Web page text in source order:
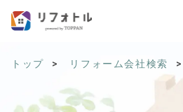
トップ リフォーム会社検索